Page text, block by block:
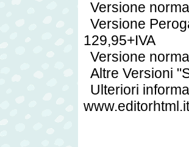
Versione
Versione
129,95+IVA
Versione
Altre Versioni
Ulteriori